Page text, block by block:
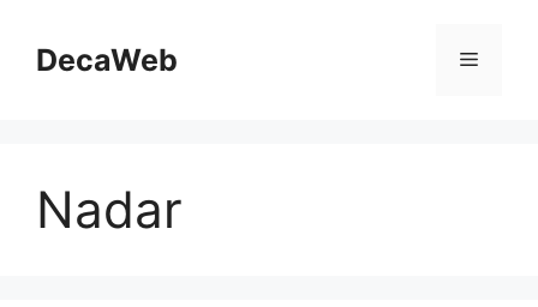
contenido
DecaWeb Menú
Nadar